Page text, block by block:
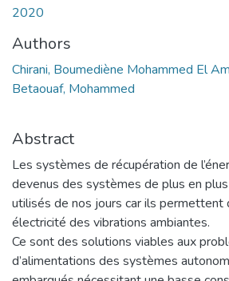
2020
Authors
Chirani, Boumediène Mohammed El
Betaouaf, Mohammed
Abstract
Les systèmes de récupération de
devenus des systèmes de plus en plus
utilisés de nos jours car ils permettent
électricité des vibrations ambiantes.
Ce sont des solutions viables aux
d’alimentations des systèmes